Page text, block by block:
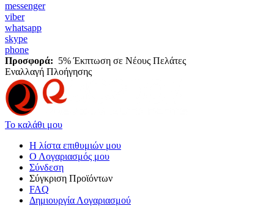
messenger
viber
whatsapp
skype
phone
Προσφορά: 5% Έκπτωση σε Νέους Πελάτες
Εναλλαγή Πλοήγησης
Το καλάθι μου
Η λίστα επιθυμιών μου
Ο Λογαριασμός μου
Σύνδεση
Σύγκριση Προϊόντων
FAQ
Δημιουργία Λογαριασμού